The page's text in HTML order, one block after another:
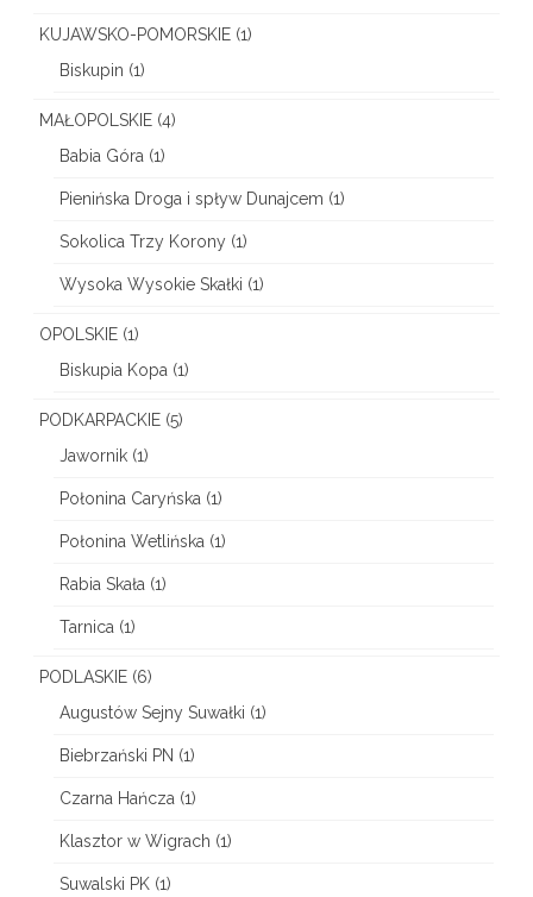
KUJAWSKO-POMORSKIE (1)
Biskupin (1)
MAŁOPOLSKIE (4)
Babia Góra (1)
Pienińska Droga i spływ Dunajcem (1)
Sokolica Trzy Korony (1)
Wysoka Wysokie Skałki (1)
OPOLSKIE (1)
Biskupia Kopa (1)
PODKARPACKIE (5)
Jawornik (1)
Połonina Caryńska (1)
Połonina Wetlińska (1)
Rabia Skała (1)
Tarnica (1)
PODLASKIE (6)
Augustów Sejny Suwałki (1)
Biebrzański PN (1)
Czarna Hańcza (1)
Klasztor w Wigrach (1)
Suwalski PK (1)